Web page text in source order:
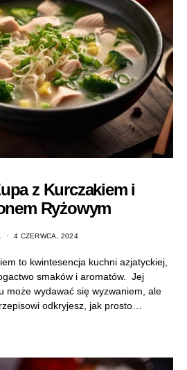
z Kurczakiem i
Ryżowym
4 CZERWCA, 2024
to kwintesencja kuchni azjatyckiej,
smaków i aromatów. Jej
może wydawać się wyzwaniem, ale
odkryjesz, jak prosto…